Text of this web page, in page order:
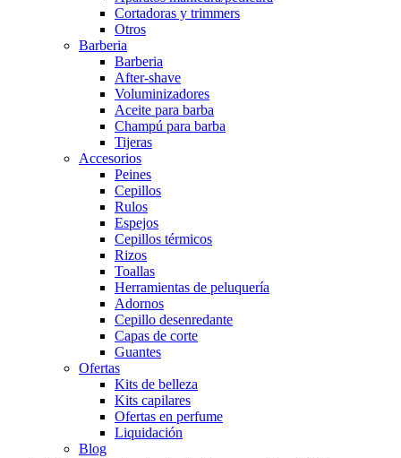
Cortadoras y trimmers
Otros
Barberia
Barberia
After-shave
Voluminizadores
Aceite para barba
Champú para barba
Tijeras
Accesorios
Peines
Cepillos
Rulos
Espejos
Cepillos térmicos
Rizos
Toallas
Herramientas de peluquería
Adornos
Cepillo desenredante
Capas de corte
Guantes
Ofertas
Kits de belleza
Kits capilares
Ofertas en perfume
Liquidación
Blog